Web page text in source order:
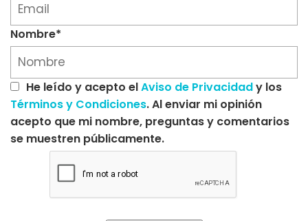
Nombre*
He leído y acepto elAviso de Privacidady los
Términos y Condiciones. Al enviar mi opinión
acepto que mi nombre, preguntas y comentarios
se muestren públicamente.